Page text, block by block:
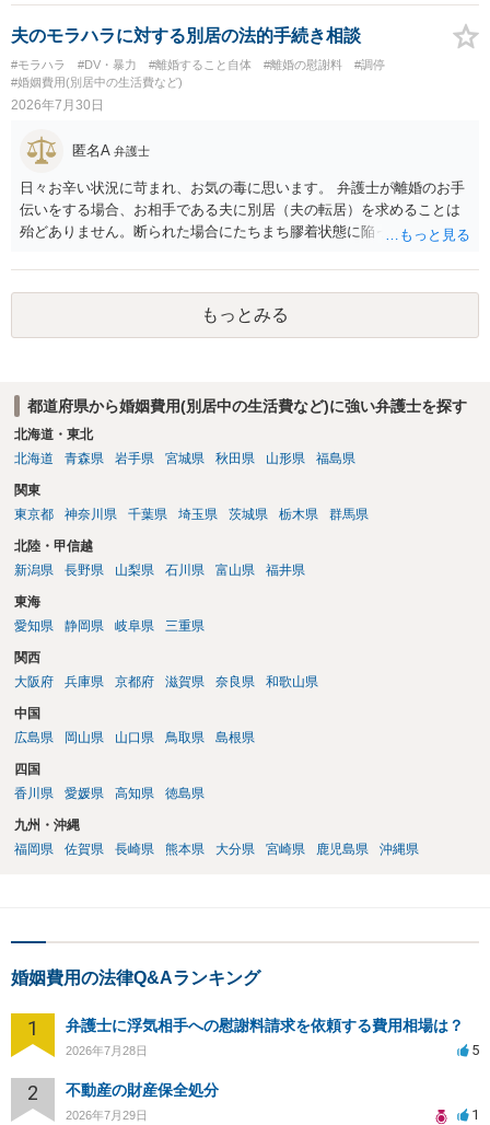
養育費に関するやりとり等があればそちらについても確認する必要が
あるでしょう。 公開相談の場での回答よりも個別に弁護士にご相談さ
夫のモラハラに対する別居の法的手続き相談
#モラハラ #DV・暴力 #離婚すること自体 #離婚の慰謝料
#調停
#婚姻費用(別居中の生活費など)
2026年7月30日
匿名A 弁護士
日々お辛い状況に苛まれ、お気の毒に思います。 弁護士が離婚のお手
伝いをする場合、お相手である夫に別居（夫の転居）を求めることは
殆どありません。断られた場合にたちまち膠着状態に陥ってしまうの
高いためです。 実務的には、ご相談者さまが転居する形で離婚協議等
を進める選択を採らざるを得ないことが圧倒的多数です。
もっとみる
都道府県から婚姻費用(別居中の生活費など)に強い弁護士を探す
北海道・東北
北海道
青森県 岩手県 宮城県 秋田県 山形県 福島県
関東
東京都
神奈川県 千葉県 埼玉県 茨城県 栃木県 群馬県
北陸・甲信越
新潟県
長野県 山梨県 石川県 富山県 福井県
東海
愛知県
静岡県 岐阜県 三重県
関西
大阪府
兵庫県 京都府 滋賀県 奈良県 和歌山県
中国
広島県
岡山県 山口県 鳥取県 島根県
四国
香川県
愛媛県 高知県 徳島県
九州・沖縄
福岡県
佐賀県 長崎県 熊本県 大分県 宮崎県 鹿児島県 沖縄県
婚姻費用の法律Q&Aランキング
1 弁護士に浮気相手への慰謝料請求を依頼する費用相場は？
2026年7月28日 5
2 不動産の財産保全処分
2026年7月29日 1